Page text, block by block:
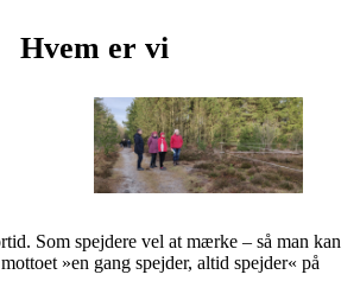
Hvem er vi
Som spejdere vel at mærke – så man kan
»en gang spejder, altid spejder« på